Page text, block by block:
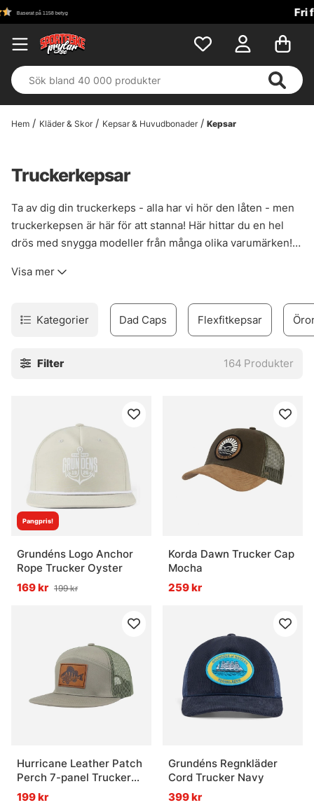
Hem Kläder & Skor Kepsar & Huvudbonader Kepsar
Truckerkepsar
Ta av dig din truckerkeps - alla har vi hör den låten - men
truckerkepsen är här för att stanna! Här hittar du en hel
drös med snygga modeller från många olika varumärken!
Visa mer
Kategorier Dad Caps Flexfitkepsar
Filter 164 Produkter
Pangpris!
Grundéns Logo Anchor
Rope Trucker Oyster
169 kr 199 kr
Korda Dawn Trucker Cap
Mocha
259 kr
Hurricane Leather Patch
Perch 7-panel Trucker
Hat
199 kr
Grundéns Regnkläder
Cord Trucker Navy
399 kr